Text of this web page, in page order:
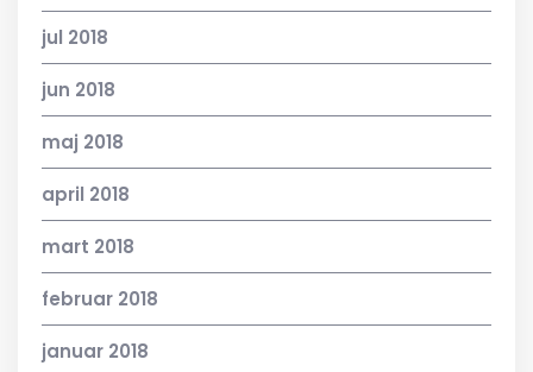
jul 2018
jun 2018
maj 2018
april 2018
mart 2018
februar 2018
januar 2018